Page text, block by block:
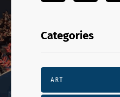
Categories
ART